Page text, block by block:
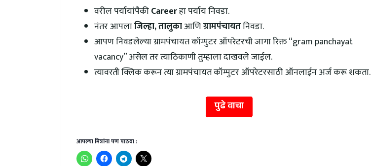
वरील पर्यायांपैकीCareerहा पर्याय निवडा.
नंतर आपलाजिल्हा, तालुकाआणिग्रामपंचायतनिवडा.
आपण निवडलेल्या ग्रामपंचायत कॉम्पुटर ऑपरेटरची जागा रिक्त “gram panchayat
vacancy” असेल तर त्याठिकाणी तुम्हाला दाखवले जाईल.
त्यावरती क्लिक करून त्या ग्रामपंचायत कॉम्पुटर ऑपरेटरसाठी ऑनलाईन अर्ज करू शकता.
पुढे वाचा
आपल्या मित्रांना पण पाठवा :